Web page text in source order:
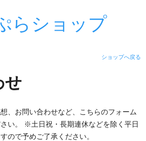
らショップ
ショップへ戻る
せ
、お問い合わせなど、こちらのフォーム
い。 ※土日祝・長期連休などを除く平日
ので予めご了承ください。